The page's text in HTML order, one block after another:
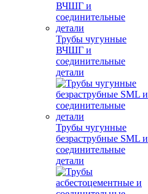
Трубы чугунные
ВЧШГ и
соединительные
детали
Трубы чугунные
безраструбные SML и
соединительные
детали